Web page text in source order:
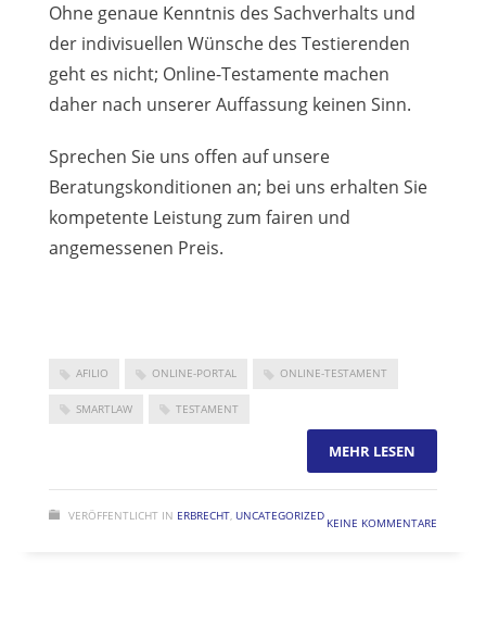
Ohne genaue Kenntnis des Sachverhalts und
der indivisuellen Wünsche des Testierenden
geht es nicht; Online-Testamente machen
daher nach unserer Auffassung keinen Sinn.
Sprechen Sie uns offen auf unsere
Beratungskonditionen an; bei uns erhalten Sie
kompetente Leistung zum fairen und
angemessenen Preis.
AFILIO ONLINE-PORTAL ONLINE-TESTAMENT
SMARTLAW TESTAMENT
MEHR LESEN
VERÖFFENTLICHT IN ERBRECHT, UNCATEGORIZED KEINE KOMMENTARE